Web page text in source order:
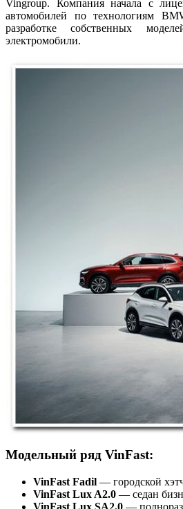
Vingroup. Компания начала с
автомобилей по технологиям
разработке собственных
электромобили.
Модельный ряд VinFast:
VinFast Fadil — городской
VinFast Lux A2.0 — седан
VinFast Lux SA2.0 —